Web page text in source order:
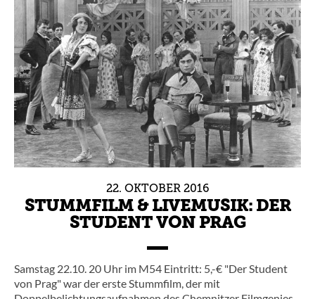
22. OKTOBER 2016
STUMMFILM & LIVEMUSIK: DER
STUDENT VON PRAG
Samstag 22.10. 20 Uhr im M54 Eintritt: 5,-€ "Der Student
von Prag" war der erste Stummfilm, der mit